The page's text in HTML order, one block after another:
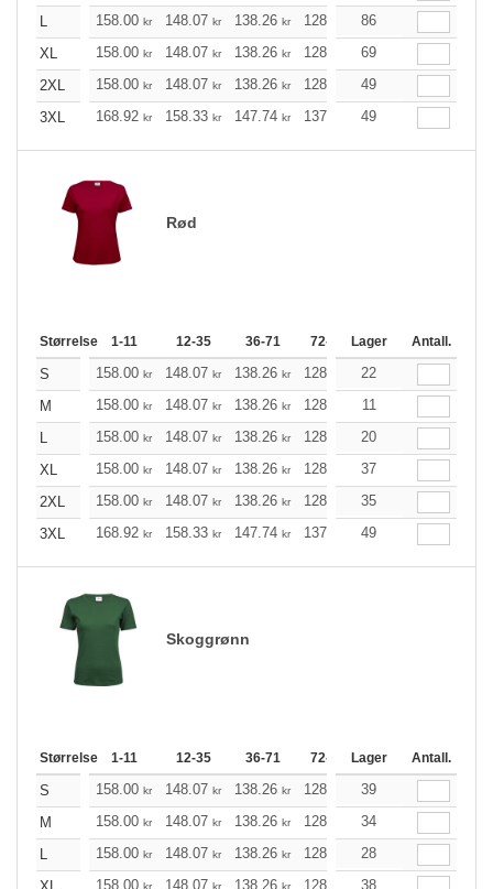
L
158.00 kr 148.07 kr 138.26 kr 128.34 118.41
86
XL
158.00 kr 148.07 kr 138.26 kr 128.34 118.41
69
2XL
158.00 kr 148.07 kr 138.26 kr 128.34 118.41
49
3XL
168.92 kr 158.33 kr 147.74 kr 137.26 126.66
49
Rød
Størrelse 1-11 12-35 36-71 72-143 144-287
Lager Antall.
S 158.00 kr 148.07 kr 138.26 kr 128.34 118.41
22
M
158.00 kr 148.07 kr 138.26 kr 128.34 118.41
11
L
158.00 kr 148.07 kr 138.26 kr 128.34 118.41
20
XL
158.00 kr 148.07 kr 138.26 kr 128.34 118.41
37
2XL
158.00 kr 148.07 kr 138.26 kr 128.34 118.41
35
3XL
168.92 kr 158.33 kr 147.74 kr 137.26 126.66
49
Skoggrønn
Størrelse 1-11 12-35 36-71 72-143 144-287
Lager Antall.
S 158.00 kr 148.07 kr 138.26 kr 128.34 118.41
39
M
158.00 kr 148.07 kr 138.26 kr 128.34 118.41
34
L
158.00 kr 148.07 kr 138.26 kr 128.34 118.41
28
158.00 kr 148.07 kr 138.26 kr 128.34 118.41
38